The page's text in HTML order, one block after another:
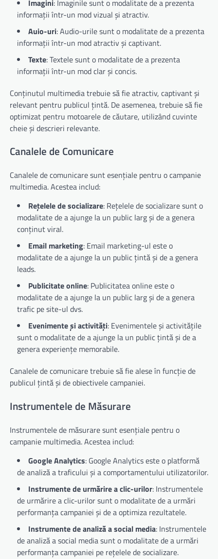
Imagini: Imaginile sunt o modalitate de a prezenta
informații într-un mod vizual și atractiv.
Auio-uri: Audio-urile sunt o modalitate de a prezenta
informații într-un mod atractiv și captivant.
Texte: Textele sunt o modalitate de a prezenta
informații într-un mod clar și concis.
Conținutul multimedia trebuie să fie atractiv, captivant și
relevant pentru publicul țintă. De asemenea, trebuie să fie
optimizat pentru motoarele de căutare, utilizând cuvinte
cheie și descrieri relevante.
Canalele de Comunicare
Canalele de comunicare sunt esențiale pentru o campanie
multimedia. Acestea includ:
Rețelele de socializare: Rețelele de socializare sunt o
modalitate de a ajunge la un public larg și de a genera
conținut viral.
Email marketing: Email marketing-ul este o
modalitate de a ajunge la un public țintă și de a genera
leads.
Publicitate online: Publicitatea online este o
modalitate de a ajunge la un public larg și de a genera
trafic pe site-ul dvs.
Evenimente și activități: Evenimentele și activitățile
sunt o modalitate de a ajunge la un public țintă și de a
genera experiențe memorabile.
Canalele de comunicare trebuie să fie alese în funcție de
publicul țintă și de obiectivele campaniei.
Instrumentele de Măsurare
Instrumentele de măsurare sunt esențiale pentru o
campanie multimedia. Acestea includ:
Google Analytics: Google Analytics este o platformă
de analiză a traficului și a comportamentului utilizatorilor.
Instrumente de urmărire a clic-urilor: Instrumentele
de urmărire a clic-urilor sunt o modalitate de a urmări
performanța campaniei și de a optimiza rezultatele.
Instrumente de analiză a social media: Instrumentele
de analiză a social media sunt o modalitate de a urmări
performanța campaniei pe rețelele de socializare.